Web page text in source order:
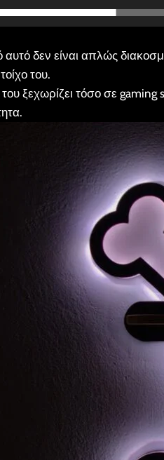
αυτό δεν είναι απλώς
του.
ξεχωρίζει τόσο σε gaming